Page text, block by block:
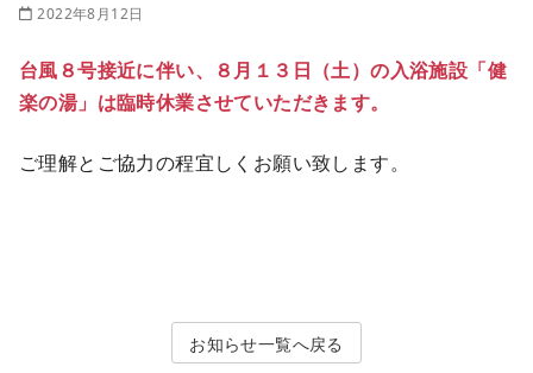
2022年8月12日
台風８号接近に伴い、８月１３日（土）の入浴施設「健
楽の湯」は臨時休業させていただきます。
ご理解とご協力の程宜しくお願い致します。
お知らせ